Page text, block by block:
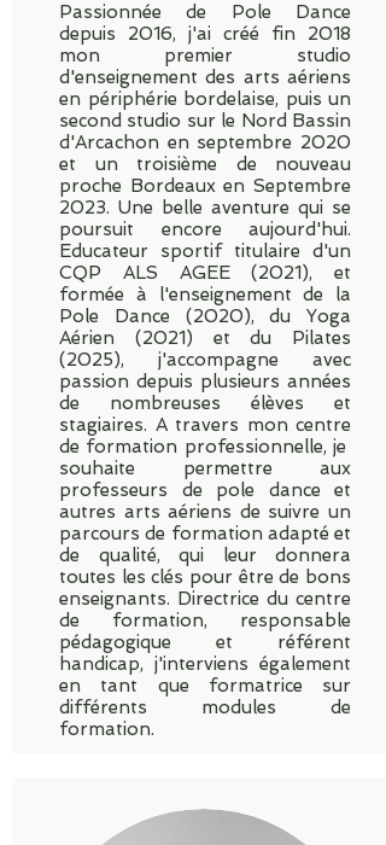
Passionnée de Pole Dance
depuis 2016, j'ai créé fin 2018
mon premier studio
d'enseignement des arts aériens
en périphérie bordelaise, puis un
second studio sur le Nord Bassin
d'Arcachon en septembre 2020
et un troisième de nouveau
proche Bordeaux en Septembre
2023. Une belle aventure qui se
poursuit encore aujourd'hui.
Educateur sportif titulaire d'un
CQP ALS AGEE (2021), et
formée à l'enseignement de la
Pole Dance (2020), du Yoga
Aérien (2021) et du Pilates
(2025), j'accompagne avec
passion depuis plusieurs années
de nombreuses élèves et
stagiaires. A travers mon centre
de formation professionnelle, je
souhaite permettre aux
professeurs de pole dance et
autres arts aériens de suivre un
parcours de formation adapté et
de qualité, qui leur donnera
toutes les clés pour être de bons
enseignants. Directrice du centre
de formation, responsable
pédagogique et référent
handicap, j'interviens également
en tant que formatrice sur
différents modules de
formation.